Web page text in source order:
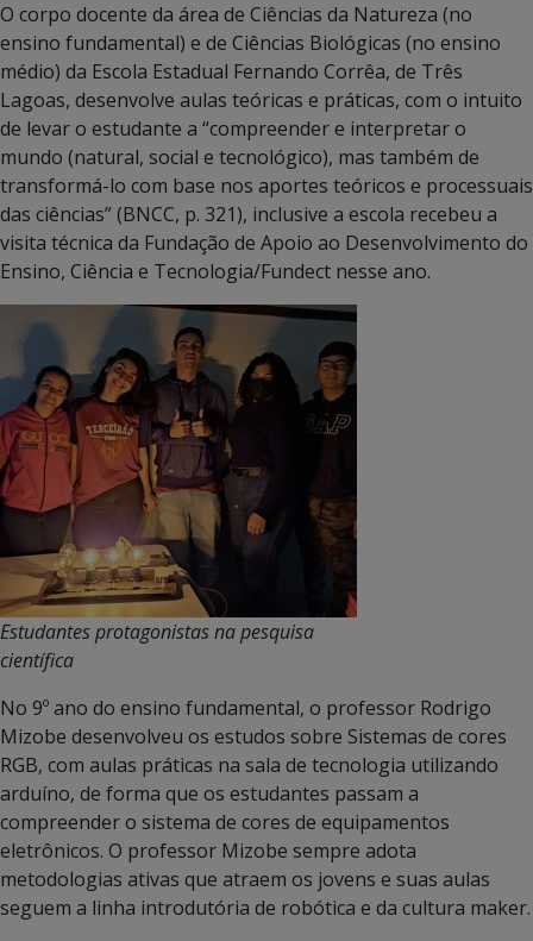
O corpo docente da área de Ciências da Natureza (no
ensino fundamental) e de Ciências Biológicas (no ensino
médio) da Escola Estadual Fernando Corrêa, de Três
Lagoas, desenvolve aulas teóricas e práticas, com o intuito
de levar o estudante a “compreender e interpretar o
mundo (natural, social e tecnológico), mas também de
transformá-lo com base nos aportes teóricos e processuais
das ciências” (BNCC, p. 321), inclusive a escola recebeu a
visita técnica da Fundação de Apoio ao Desenvolvimento do
Ensino, Ciência e Tecnologia/Fundect nesse ano.
Estudantes protagonistas na pesquisa
científica
No 9º ano do ensino fundamental, o professor Rodrigo
Mizobe desenvolveu os estudos sobre Sistemas de cores
RGB, com aulas práticas na sala de tecnologia utilizando
arduíno, de forma que os estudantes passam a
compreender o sistema de cores de equipamentos
eletrônicos. O professor Mizobe sempre adota
metodologias ativas que atraem os jovens e suas aulas
seguem a linha introdutória de robótica e da cultura maker.